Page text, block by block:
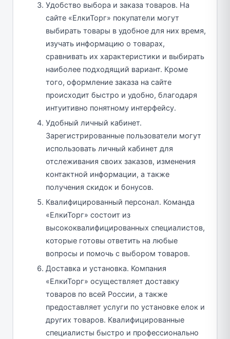
Удобство выбора и заказа товаров. На
сайте «ЕлкиТорг» покупатели могут
выбирать товары в удобное для них время,
изучать информацию о товарах,
сравнивать их характеристики и выбирать
наиболее подходящий вариант. Кроме
того, оформление заказа на сайте
происходит быстро и удобно, благодаря
интуитивно понятному интерфейсу.
Удобный личный кабинет.
Зарегистрированные пользователи могут
использовать личный кабинет для
отслеживания своих заказов, изменения
контактной информации, а также
получения скидок и бонусов.
Квалифицированный персонал. Команда
«ЕлкиТорг» состоит из
высококвалифицированных специалистов,
которые готовы ответить на любые
вопросы и помочь с выбором товаров.
Доставка и установка. Компания
«ЕлкиТорг» осуществляет доставку
товаров по всей России, а также
предоставляет услуги по установке елок и
других товаров. Квалифицированные
специалисты быстро и профессионально